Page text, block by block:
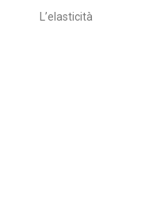
L’elasticità